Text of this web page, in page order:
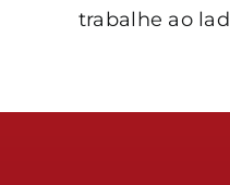
trabalhe ao